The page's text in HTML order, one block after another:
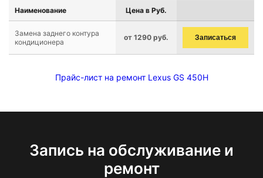
Наименование Цена в Руб.
Замена заднего контура
кондиционера
от 1290 руб. Записаться
Прайс-лист на ремонт Lexus GS 450H
Запись на обслуживание и
ремонт